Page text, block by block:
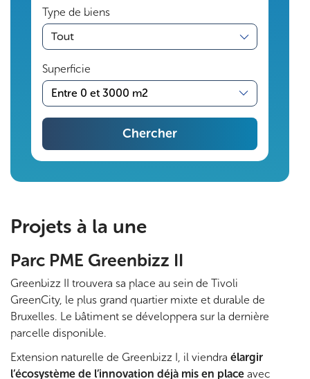
d
s
.
P
o
t
transaction
Type de biens
Superficie
Entre 0 et 3000 m2
Chercher
Projets à la une
Parc PME Greenbizz II
Greenbizz II trouvera sa place au sein de Tivoli
GreenCity, le plus grand quartier mixte et durable de
Bruxelles. Le bâtiment se développera sur la dernière
parcelle disponible.
Extension naturelle de Greenbizz I, il viendra élargir
l’écosystème de l’innovation déjà mis en place avec